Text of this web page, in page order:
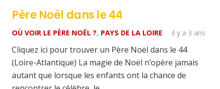
Père Noël dans le 44
OÙ VOIR LE PÈRE NOËL ?, PAYS DE LA LOIRE il y a 3 ans
Cliquez ici pour trouver un Père Noël dans le 44
(Loire-Atlantique) La magie de Noël n’opère jamais
autant que lorsque les enfants ont la chance de